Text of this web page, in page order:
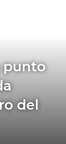
punto
del